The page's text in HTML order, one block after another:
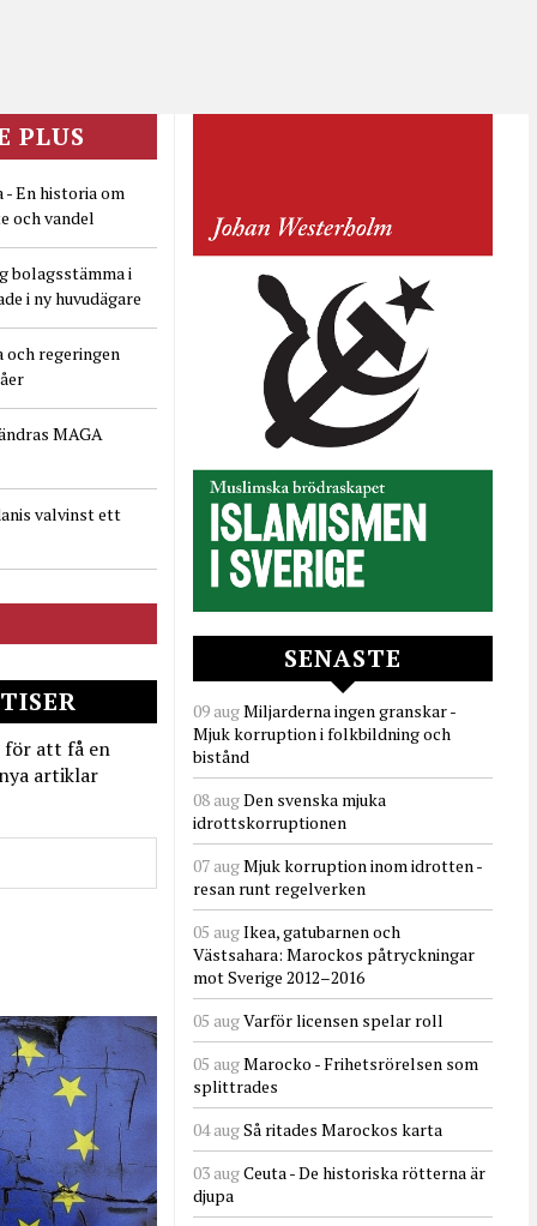
PLUS
- En historia om
och vandel
bolagsstämma i
i ny huvudägare
och regeringen
MAGA
valvinst ett
för att få en
artiklar
SENASTE
09 augMiljarderna ingen granskar -
Mjuk korruption i folkbildning och
bistånd
08 augDen svenska mjuka
idrottskorruptionen
07 augMjuk korruption inom idrotten -
resan runt regelverken
05 augIkea, gatubarnen och
Västsahara: Marockos påtryckningar
mot Sverige 2012–2016
05 augVarför licensen spelar roll
05 augMarocko - Frihetsrörelsen som
splittrades
04 augSå ritades Marockos karta
03 augCeuta - De historiska rötterna är
djupa